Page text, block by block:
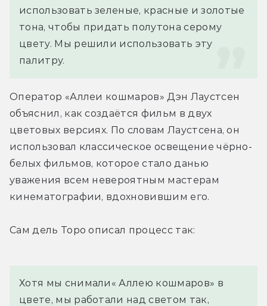
использовать зеленые, красные и золотые
тона, чтобы придать полутона серому
цвету. Мы решили использовать эту
палитру.
Оператор «Аллеи кошмаров» Дэн Лаустсен
объяснил, как создаётся фильм в двух
цветовых версиях. По словам Лаустсена, он
использовал классическое освещение чёрно-
белых фильмов, которое стало данью
уважения всем невероятным мастерам
кинематографии, вдохновившим его.
Сам дель Торо описал процесс так:
Хотя мы снимали« Аллею кошмаров» в
цвете, мы работали над светом так,